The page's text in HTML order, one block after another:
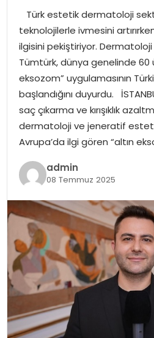
SPOR
EKONOMI
MAGAZIN
DÜNYA
OTOMOBIL
Türk estetik dermatoloji
teknolojilerle ivmesini
ilgisini pekiştiriyor. Dermatoloji
Tümtürk, dünya genelinde 60
eksozom” uygulamasının
başlandığını duyurdu.
saç çıkarma ve kırışıklık
dermatoloji ve jeneratif
Avrupa’da ilgi gören “altın
admin
08 Temmuz 2025